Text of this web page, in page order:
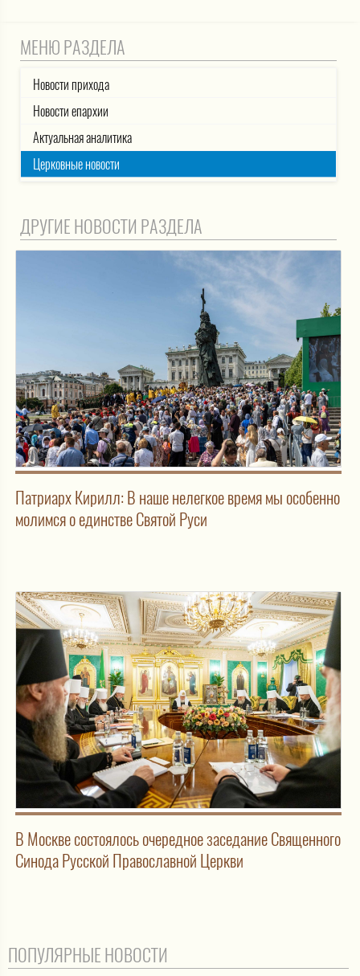
МЕНЮ РАЗДЕЛА
Новости прихода
Новости епархии
Актуальная аналитика
Церковные новости
ДРУГИЕ НОВОСТИ РАЗДЕЛА
Патриарх Кирилл: В наше нелегкое время мы особенно
молимся о единстве Святой Руси
В Москве состоялось очередное заседание Священного
Синода Русской Православной Церкви
ПОПУЛЯРНЫЕ НОВОСТИ